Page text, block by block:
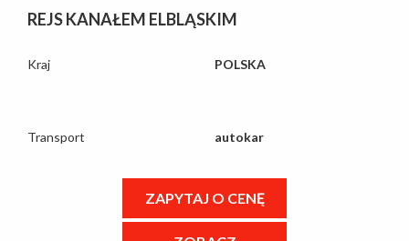
REJS KANAŁEM ELBLĄSKIM
Kraj POLSKA
Transport autokar
ZAPYTAJ O CENĘ